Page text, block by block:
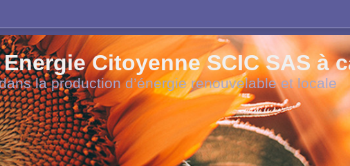
Energie Citoyenne SCIC SAS à
la production d’énergie renouvelable et locale